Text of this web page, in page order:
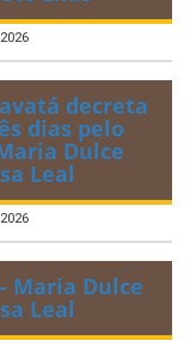
decreta
dias pelo
Dulce
Leal
– Maria Dulce
Leal